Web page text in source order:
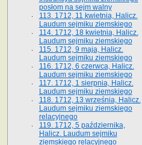
posłom na sejm walny
113. 1712, 11 kwietnia, Halicz.
Laudum sejmiku ziemskiego
114. 1712, 18 kwietnia, Halicz.
Laudum sejmiku ziemskiego
115. 1712, 9 maja, Halicz.
Laudum sejmiku ziemskiego
116. 1712, 6 czerwca, Halicz.
Laudum sejmiku ziemskiego
117. 1712, 1 sierpnia, Halicz.
Laudum sejmiku ziemskiego
118. 1712, 13 września, Halicz.
Laudum sejmiku ziemskiego
relacyjnego
119. 1712, 5 października,
Halicz. Laudum sejmiku
ziemskiego relacyjnego